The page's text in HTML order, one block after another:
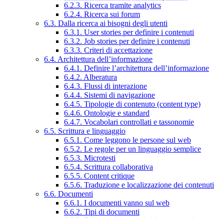
6.2.3. Ricerca tramite analytics
6.2.4. Ricerca sui forum
6.3. Dalla ricerca ai bisogni degli utenti
6.3.1. User stories per definire i contenuti
6.3.2. Job stories per definire i contenuti
6.3.3. Criteri di accettazione
6.4. Architettura dell’informazione
6.4.1. Definire l’architettura dell’informazione
6.4.2. Alberatura
6.4.3. Flussi di interazione
6.4.4. Sistemi di navigazione
6.4.5. Tipologie di contenuto (content type)
6.4.6. Ontologie e standard
6.4.7. Vocabolari controllati e tassonomie
6.5. Scrittura e linguaggio
6.5.1. Come leggono le persone sul web
6.5.2. Le regole per un linguaggio semplice
6.5.3. Microtesti
6.5.4. Scrittura collaborativa
6.5.5. Content critique
6.5.6. Traduzione e localizzazione dei contenuti
6.6. Documenti
6.6.1. I documenti vanno sul web
6.6.2. Tipi di documenti